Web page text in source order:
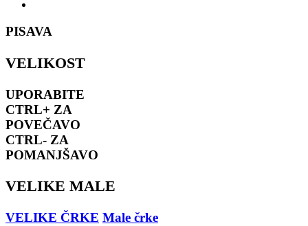
PISAVA
VELIKOST
UPORABITE
CTRL+ ZA
POVEČAVO
CTRL- ZA
POMANJŠAVO
VELIKE MALE
VELIKE ČRKE Male črke